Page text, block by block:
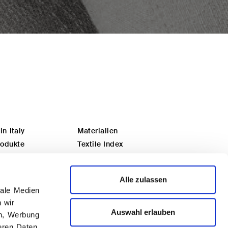
Medien
wir
Werbung
Alle zulassen
Auswahl erlauben
Italy
Materialien
Textile Index
Zertifizierte Qualität
Area riservata